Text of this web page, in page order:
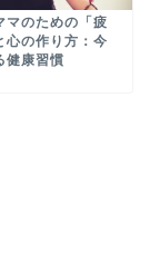
マのための「疲
心の作り方：今
健康習慣